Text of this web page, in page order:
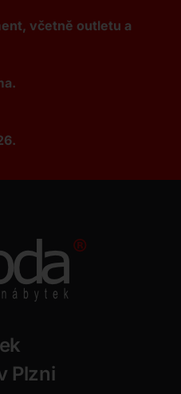
včetně outletu a
Plzni